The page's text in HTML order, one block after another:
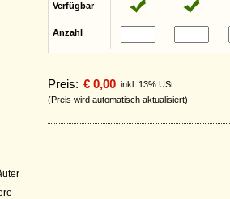
Verfügbar
Anzahl
Preis: € 0,00 inkl. 13% USt
(Preis wird automatisch aktualisiert)